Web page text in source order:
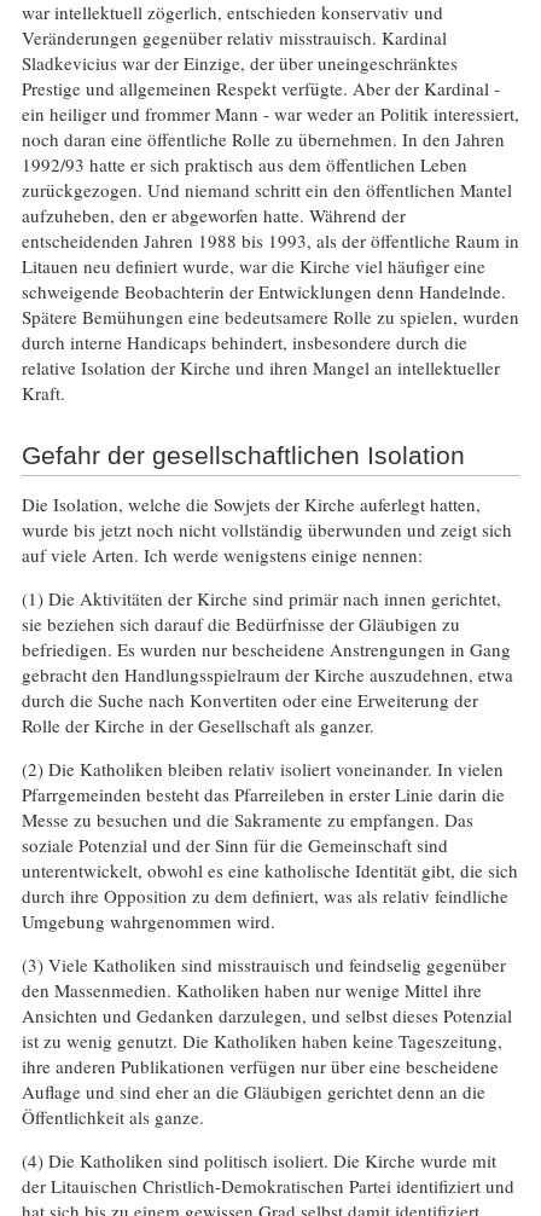
war intellektuell zögerlich, entschieden konservativ und
Veränderungen gegenüber relativ misstrauisch. Kardinal
Sladkevicius war der Einzige, der über uneingeschränktes
Prestige und allgemeinen Respekt verfügte. Aber der Kardinal -
ein heiliger und frommer Mann - war weder an Politik interessiert,
noch daran eine öffentliche Rolle zu übernehmen. In den Jahren
1992/93 hatte er sich praktisch aus dem öffentlichen Leben
zurückgezogen. Und niemand schritt ein den öffentlichen Mantel
aufzuheben, den er abgeworfen hatte. Während der
entscheidenden Jahren 1988 bis 1993, als der öffentliche Raum in
Litauen neu definiert wurde, war die Kirche viel häufiger eine
schweigende Beobachterin der Entwicklungen denn Handelnde.
Spätere Bemühungen eine bedeutsamere Rolle zu spielen, wurden
durch interne Handicaps behindert, insbesondere durch die
relative Isolation der Kirche und ihren Mangel an intellektueller
Kraft.
Gefahr der gesellschaftlichen Isolation
Die Isolation, welche die Sowjets der Kirche auferlegt hatten,
wurde bis jetzt noch nicht vollständig überwunden und zeigt sich
auf viele Arten. Ich werde wenigstens einige nennen:
(1) Die Aktivitäten der Kirche sind primär nach innen gerichtet,
sie beziehen sich darauf die Bedürfnisse der Gläubigen zu
befriedigen. Es wurden nur bescheidene Anstrengungen in Gang
gebracht den Handlungsspielraum der Kirche auszudehnen, etwa
durch die Suche nach Konvertiten oder eine Erweiterung der
Rolle der Kirche in der Gesellschaft als ganzer.
(2) Die Katholiken bleiben relativ isoliert voneinander. In vielen
Pfarrgemeinden besteht das Pfarreileben in erster Linie darin die
Messe zu besuchen und die Sakramente zu empfangen. Das
soziale Potenzial und der Sinn für die Gemeinschaft sind
unterentwickelt, obwohl es eine katholische Identität gibt, die sich
durch ihre Opposition zu dem definiert, was als relativ feindliche
Umgebung wahrgenommen wird.
(3) Viele Katholiken sind misstrauisch und feindselig gegenüber
den Massenmedien. Katholiken haben nur wenige Mittel ihre
Ansichten und Gedanken darzulegen, und selbst dieses Potenzial
ist zu wenig genutzt. Die Katholiken haben keine Tageszeitung,
ihre anderen Publikationen verfügen nur über eine bescheidene
Auflage und sind eher an die Gläubigen gerichtet denn an die
Öffentlichkeit als ganze.
(4) Die Katholiken sind politisch isoliert. Die Kirche wurde mit
der Litauischen Christlich-Demokratischen Partei identifiziert und